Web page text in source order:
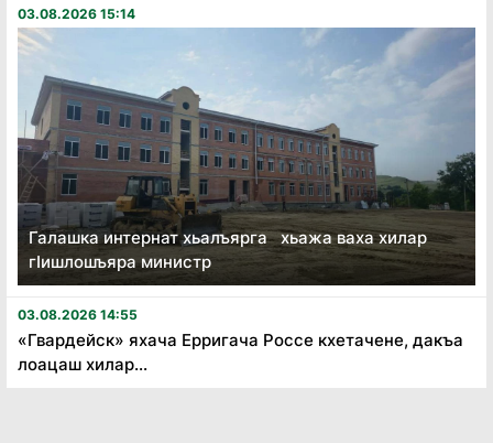
03.08.2026 15:14
Галашка интернат хьалъярга хьажа ваха хилар
гӏишлошъяра министр
03.08.2026 14:55
«Гвардейск» яхача Ерригача Россе кхетачене, дакъа
лоацаш хилар...